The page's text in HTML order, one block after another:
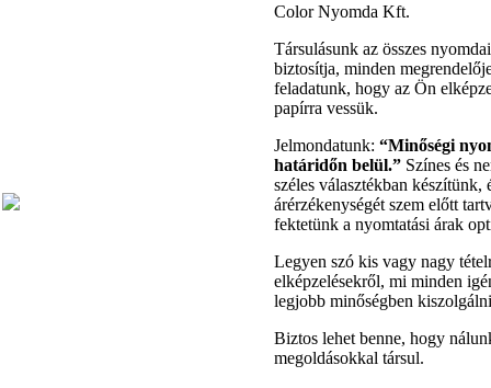
Color Nyomda Kft.
Társulásunk az összes
biztosítja, minden
feladatunk, hogy az Ön
papírra vessük.
Jelmondatunk:“Minőségi
határidőn belül.” Színes és
széles választékban készítünk,
árérzékenységét szem előtt
fektetünk a nyomtatási árak
Legyen szó kis vagy nagy
elképzelésekről, mi minden
legjobb minőségben
Biztos lehet benne, hogy
megoldásokkal társul.